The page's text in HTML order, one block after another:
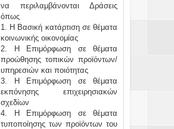
να περιλαμβάνονται Δράσεις
όπως
1. Η Βασική κατάρτιση σε θέματα
κοινωνικής οικονομίας
2. Η Επιμόρφωση σε θέματα
προώθησης τοπικών προϊόντων/
υπηρεσιών και ποιότητας
3. Η Επιμόρφωση σε θέματα
εκπόνησης επιχειρησιακών
σχεδίων
4. Η Επιμόρφωση σε θέματα
τυποποίησης των προϊόντων του